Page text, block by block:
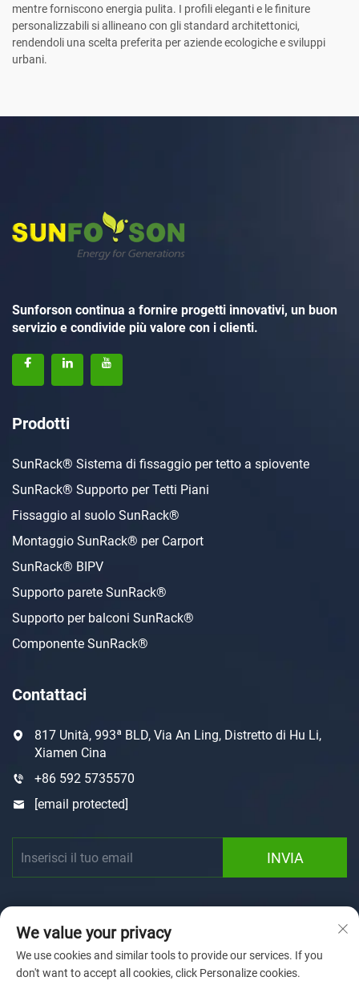
mentre forniscono energia pulita. I profili eleganti e le finiture
personalizzabili si allineano con gli standard architettonici,
rendendoli una scelta preferita per aziende ecologiche e sviluppi
urbani.
Sunforson continua a fornire progetti innovativi, un buon
servizio e condivide più valore con i clienti.
Prodotti
SunRack® Sistema di fissaggio per tetto a spiovente
SunRack® Supporto per Tetti Piani
Fissaggio al suolo SunRack®
Montaggio SunRack® per Carport
SunRack® BIPV
Supporto parete SunRack®
Supporto per balconi SunRack®
Componente SunRack®
Contattaci
817 Unità, 993ª BLD, Via An Ling, Distretto di Hu Li,
Xiamen Cina
+86 592 5735570
[email protected]
INVIA
We value your privacy
We use cookies and similar tools to provide our services. If you
don't want to accept all cookies, click Personalize cookies.